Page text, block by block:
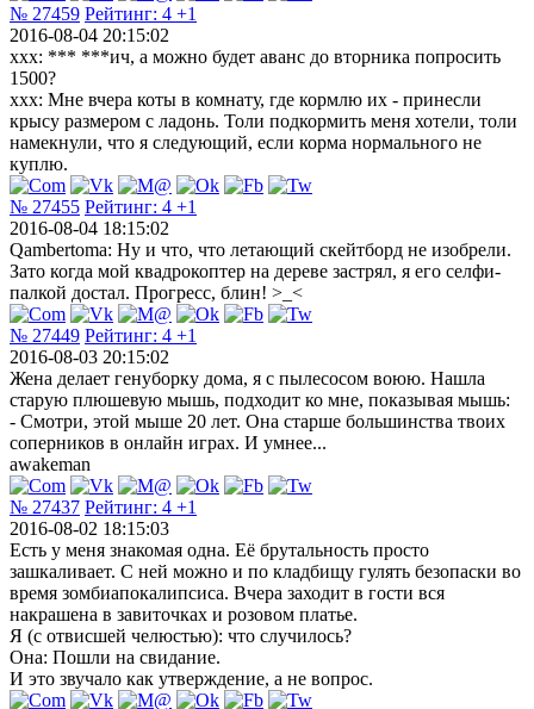
№ 27459 Рейтинг: 4 +1
2016-08-04 20:15:02
xxx: *** ***ич, а можно будет аванс до вторника попросить
1500?
xxx: Мне вчера коты в комнату, где кормлю их - принесли
крысу размером с ладонь. Толи подкормить меня хотели, толи
намекнули, что я следующий, если корма нормального не
куплю.
№ 27455 Рейтинг: 4 +1
2016-08-04 18:15:02
Qambertoma: Ну и что, что летающий скейтборд не изобрели.
Зато когда мой квадрокоптер на дереве застрял, я его селфи-
палкой достал. Прогресс, блин! >_<
№ 27449 Рейтинг: 4 +1
2016-08-03 20:15:02
Жена делает генуборку дома, я с пылесосом воюю. Нашла
старую плюшевую мышь, подходит ко мне, показывая мышь:
- Смотри, этой мыше 20 лет. Она старше большинства твоих
соперников в онлайн играх. И умнее...
awakeman
№ 27437 Рейтинг: 4 +1
2016-08-02 18:15:03
Есть у меня знакомая одна. Её брутальность просто
зашкаливает. С ней можно и по кладбищу гулять безопаски во
время зомбиапокалипсиса. Вчера заходит в гости вся
накрашена в завиточках и розовом платье.
Я (с отвисшей челюстью): что случилось?
Она: Пошли на свидание.
И это звучало как утверждение, а не вопрос.